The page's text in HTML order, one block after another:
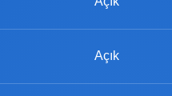
Açık